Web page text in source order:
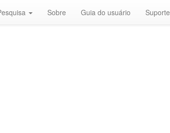
Sobre Guia do usuário Suporte